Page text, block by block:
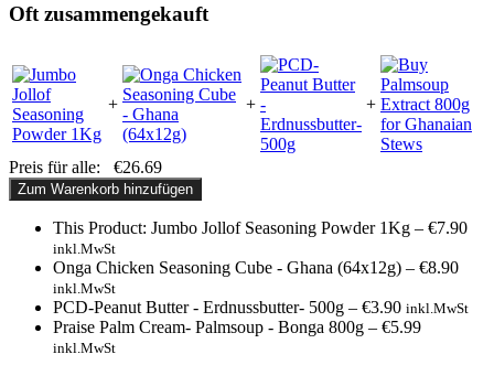
Oft zusammengekauft
+ + +
Preis für alle: €26.69
Zum Warenkorb hinzufügen
This Product: Jumbo Jollof Seasoning Powder 1Kg – €7.90
inkl.MwSt
Onga Chicken Seasoning Cube - Ghana (64x12g) – €8.90
inkl.MwSt
PCD-Peanut Butter - Erdnussbutter- 500g – €3.90 inkl.MwSt
Praise Palm Cream- Palmsoup - Bonga 800g – €5.99
inkl.MwSt